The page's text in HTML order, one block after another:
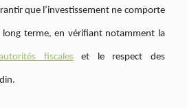
que l’investissement ne comporte
long terme, en vérifiant notamment la
fiscaleset le respect des